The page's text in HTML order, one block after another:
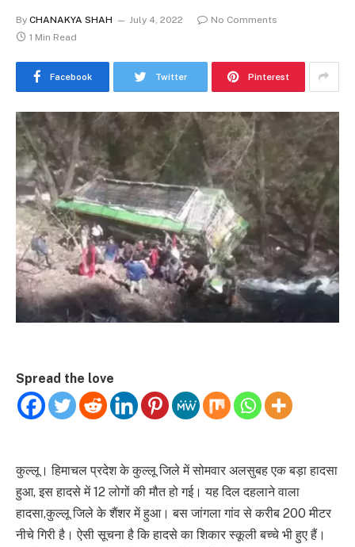
By CHANAKYA SHAH July 4, 2022
No Comments
1 Min Read
Facebook Twitter Pinterest
Spread the love
कुल्लू। हिमाचल प्रदेश के कुल्लू जिले में सोमवार अलसुबह एक बड़ा हादसा
हुआ, इस हादसे में 12 लोगों की मौत हो गई। यह दिल दहलाने वाला
हादसा,कुल्लू जिले के शैंशर में हुआ। बस जांगला गांव से करीब 200 मीटर
नीचे गिरी है। ऐसी सूचना है कि हादसे का शिकार स्कूली बच्चे भी हुए हैं।